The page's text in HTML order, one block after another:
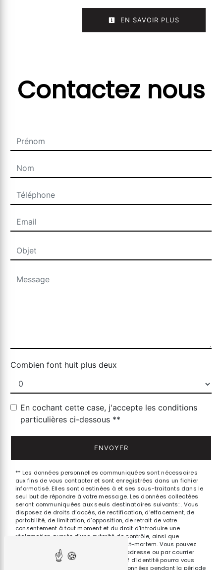
EN SAVOIR PLUS
Contactez nous
Combien font huit plus deux
En cochant cette case, j'accepte les conditions
particulières ci-dessous **
ENVOYER
** Les données personnelles communiquées sont nécessaires
aux fins de vous contacter et sont enregistrées dans un fichier
informatisé. Elles sont destinées à et ses sous-traitants dans le
seul but de répondre à votre message. Les données collectées
seront communiquées aux seuls destinataires suivants: . Vous
disposez de droits d’accès, de rectification, d’effacement, de
portabilité, de limitation, d’opposition, de retrait de votre
consentement à tout moment et du droit d’introduire une
réclamation auprès d’une autorité de contrôle, ainsi que
d’organiser le sort de vos données post-mortem. Vous pouvez
exercer ces droits par voie postale à l'adresse ou par courrier
électronique à l'adresse . Un justificatif d'identité pourra vous
être demandé. Nous conservons vos données pendant la période